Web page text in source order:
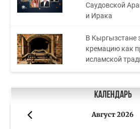
Саудовской
и Ирака
В Кыргызстане
кремацию как
исламской
Календарь
Август 2026